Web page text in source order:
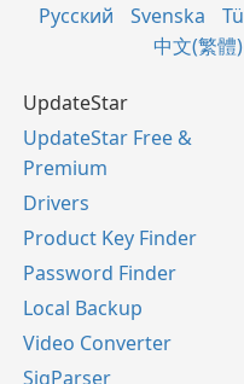
Русский
Svenska
中文(繁體)
UpdateStar
UpdateStar Free &
Premium
Drivers
Product Key Finder
Password Finder
Local Backup
Video Converter
SigParser